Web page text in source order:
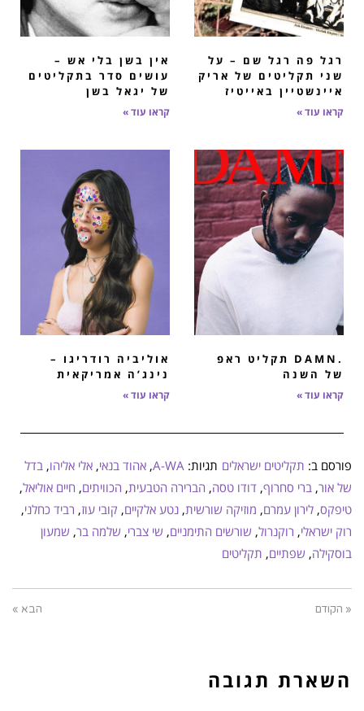
רגל פה רגל שם – על
שני תקליטים של אריק
איינשטיין באייטיז
קראו עוד »
אין בשן בלי אש –
עושים סדר בתקליטים
של יגאל בשן
קראו עוד »
.DAMN תקליט ראפ
של השנה
קראו עוד »
אוליביה רודריגו –
נינג’ה אמריקאית
קראו עוד »
פורסם ב: תקליטים ישראלים תגיות: A-WA
, אהוד בנאי, אלי אליהו, בדל
של אור, ברי סחרוף, דודו טסה, הברירה הטבעית, הכוויתים, חיים אוליאל,
טיפקס, לירון עמרם, מוזיקה שורשית, נטע אלקיים, קובי עוז, רביד כחלני,
רוק ישראלי, רוקנרול, שורשים התימניים, שי צברי, שלמה בר, שמעון
בוסקילה, שפתיים, תקליטים
« הקודם הבא »
השארת תגובה